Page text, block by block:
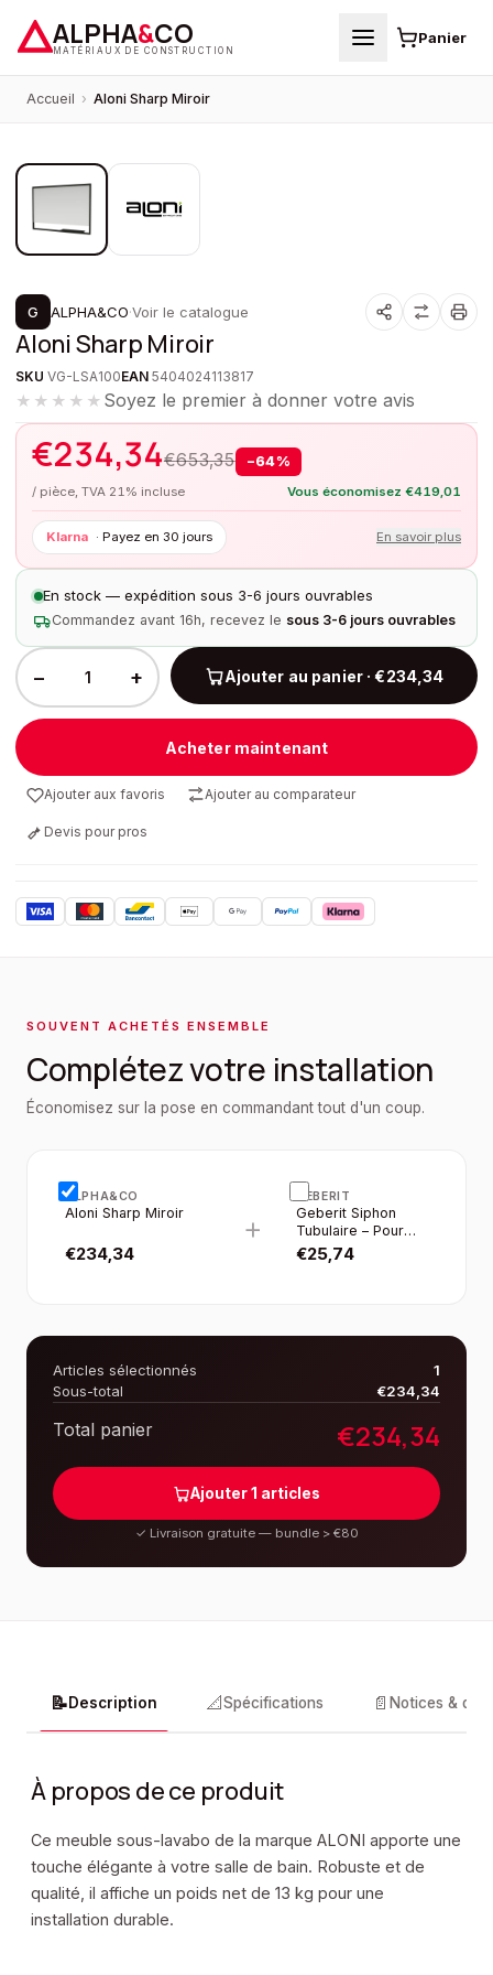
ALPHA&CO
MATÉRIAUX DE CONSTRUCTION
Panier
Accueil › Aloni Sharp Miroir
PROMOTION
G ALPHA&CO·Voir le catalogue
Aloni Sharp Miroir
SKU VG-LSA100EAN 5404024113817
★★★★★ Soyez le premier à donner votre avis
€234,34€653,35 −64%
/ pièce, TVA 21% incluse Vous économisez €419,01
Klarna · Payez en 30 jours En savoir plus
En stock — expédition sous 3-6 jours ouvrables
Commandez avant 16h, recevez le sous 3-6 jours ouvrables
− + Ajouter au panier · €234,34
Acheter maintenant
Ajouter aux favoris Ajouter au comparateur
Devis pour pros
SOUVENT ACHETÉS ENSEMBLE
Complétez votre installation
Économisez sur la pose en commandant tout d'un coup.
ALPHA&CO
Aloni Sharp Miroir
€234,34
+
GEBERIT
Geberit Siphon
Tubulaire – Pour
Lavabo – Gain DE
Place – Évacuation
€25,74
Articles sélectionnés
1
Sous-total
€234,34
Total panier €234,34
Ajouter1 articles
✓ Livraison gratuite — bundle > €80
📝Description 📐Spécifications 📄 Notices &
À propos de ce produit
Ce meuble sous-lavabo de la marque ALONI apporte une
touche élégante à votre salle de bain. Robuste et de
qualité, il affiche un poids net de 13 kg pour une
installation durable.